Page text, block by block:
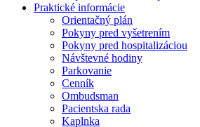
Praktické informácie
Orientačný plán
Pokyny pred vyšetrením
Pokyny pred hospitalizáciou
Návštevné hodiny
Parkovanie
Cenník
Ombudsman
Pacientska rada
Kaplnka